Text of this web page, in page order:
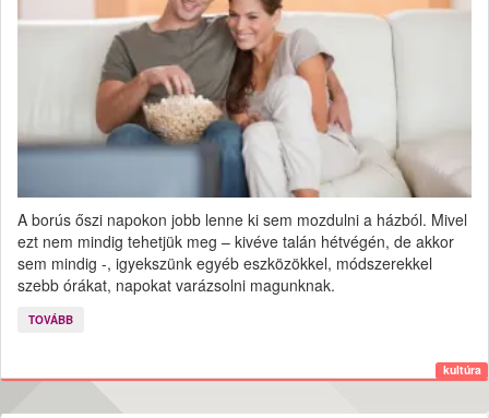
A borús őszi napokon jobb lenne ki sem mozdulni a házból. Mivel
ezt nem mindig tehetjük meg – kivéve talán hétvégén, de akkor
sem mindig -, igyekszünk egyéb eszközökkel, módszerekkel
szebb órákat, napokat varázsolni magunknak.
TOVÁBB
kultúra